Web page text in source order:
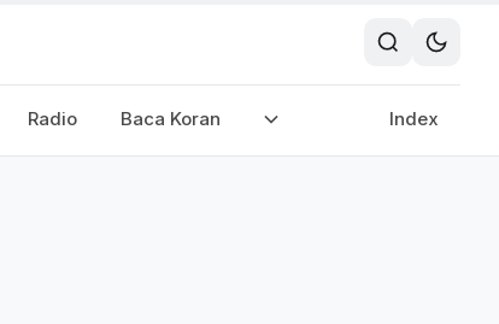
Radio Baca Koran Index